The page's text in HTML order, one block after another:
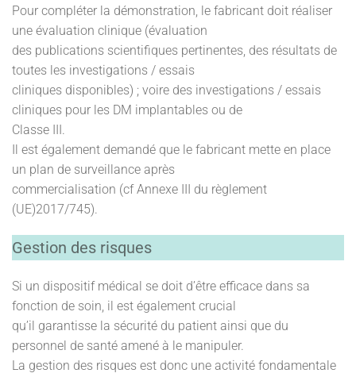
Pour compléter la démonstration, le fabricant doit réaliser
une évaluation clinique (évaluation
des publications scientifiques pertinentes, des résultats de
toutes les investigations / essais
cliniques disponibles) ; voire des investigations / essais
cliniques pour les DM implantables ou de
Classe III.
Il est également demandé que le fabricant mette en place
un plan de surveillance après
commercialisation (cf Annexe III du règlement
(UE)2017/745).
Gestion des risques
Si un dispositif médical se doit d’être efficace dans sa
fonction de soin, il est également crucial
qu’il garantisse la sécurité du patient ainsi que du
personnel de santé amené à le manipuler.
La gestion des risques est donc une activité fondamentale